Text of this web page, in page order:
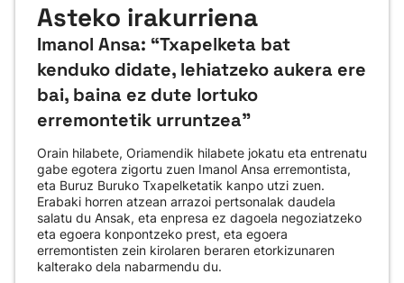
Asteko irakurriena
Imanol Ansa: “Txapelketa bat
kenduko didate, lehiatzeko aukera ere
bai, baina ez dute lortuko
erremontetik urruntzea"
Orain hilabete, Oriamendik hilabete jokatu eta entrenatu
gabe egotera zigortu zuen Imanol Ansa erremontista,
eta Buruz Buruko Txapelketatik kanpo utzi zuen.
Erabaki horren atzean arrazoi pertsonalak daudela
salatu du Ansak, eta enpresa ez dagoela negoziatzeko
eta egoera konpontzeko prest, eta egoera
erremontisten zein kirolaren beraren etorkizunaren
kalterako dela nabarmendu du.